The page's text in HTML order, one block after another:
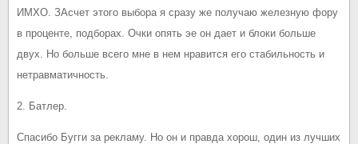
ИМХО. ЗАсчет этого выбора я сразу же получаю железную фору
в проценте, подборах. Очки опять эе он дает и блоки больше
двух. Но больше всего мне в нем нравится его стабильность и
нетравматичность.
2. Батлер.
Спасибо Бугги за рекламу. Но он и правда хорош, один из лучших